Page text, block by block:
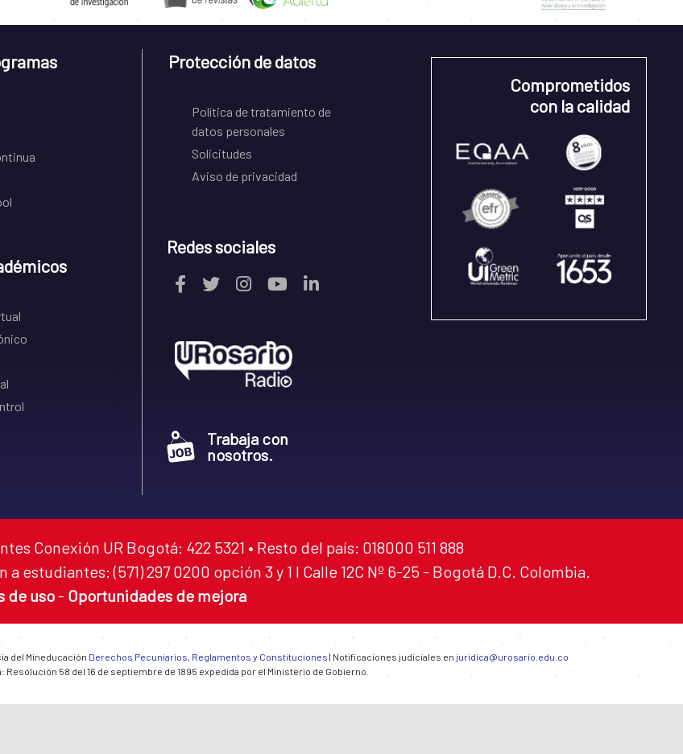
Protección de datos
Política de tratamiento de
datos personales
Solicitudes
Aviso de privacidad
Redes sociales
Trabaja con
nosotros.
Comprometidos
con la calidad
Conexión UR Bogotá: 422 5321 • Resto del país: 018000 511 888
estudiantes: (571) 297 0200 opción 3 y 1 I Calle 12C Nº 6-25 - Bogotá D.C. Colombia.
de uso - Oportunidades de mejora
del Mineducación Derechos Pecuniarios, Reglamentos y Constituciones | Notificaciones judiciales en juridica@urosario.edu.co
58 del 16 de septiembre de 1895 expedida por el Ministerio de Gobierno.